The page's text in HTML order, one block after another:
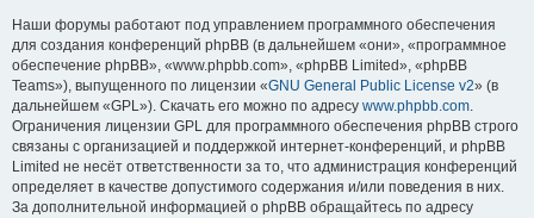
Наши форумы работают под управлением программного обеспечения
для создания конференций phpBB (в дальнейшем «они», «программное
обеспечение phpBB», «www.phpbb.com», «phpBB Limited», «phpBB
Teams»), выпущенного по лицензии «GNU General Public License v2» (в
дальнейшем «GPL»). Скачать его можно по адресу www.phpbb.com.
Ограничения лицензии GPL для программного обеспечения phpBB строго
связаны с организацией и поддержкой интернет-конференций, и phpBB
Limited не несёт ответственности за то, что администрация конференций
определяет в качестве допустимого содержания и/или поведения в них.
За дополнительной информацией о phpBB обращайтесь по адресу